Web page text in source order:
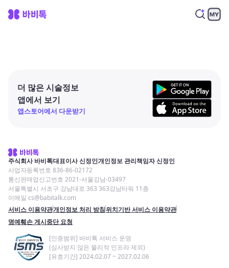
더 많은 시술정보
앱에서 보기
앱스토어에서 다운받기
주식회사 바비톡대표이사 신정인개인정보 관리책임자 신정인
사업자등록번호 836-86-02172
통신판매업신고번호 2021-서울강남-03497
서울특별시 서초구 강남대로 363 363강남타워 11층
이메일 cs@babitalk.com
서비스 이용약관개인정보 처리 방침위치기반 서비스 이용약관
명예훼손 게시중단 요청
[인증범위] 바비톡 서비스 운영
(심사받지 않은 물리적 인프라 제외)
[유효기간] 2024.02.07 ~ 2027.02.06